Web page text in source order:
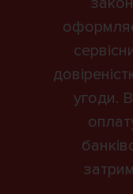
угоди.